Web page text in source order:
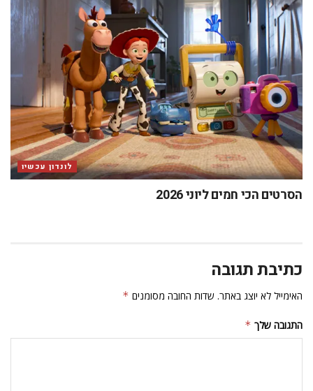
לונדון עכשיו
הסרטים הכי חמים ליוני 2026
כתיבת תגובה
האימייל לא יוצג באתר. שדות החובה מסומנים *
התגובה שלך *